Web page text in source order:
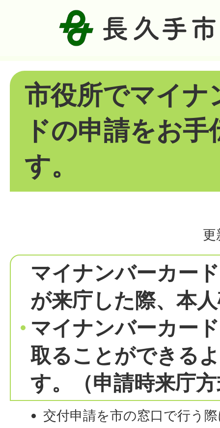
市役所でマイナ
ドの申請をお
す。
更
マイナンバーカー
が来庁した際、本
マイナンバーカー
取ることができる
す。（申請時来庁
交付申請を市の窓口で行う